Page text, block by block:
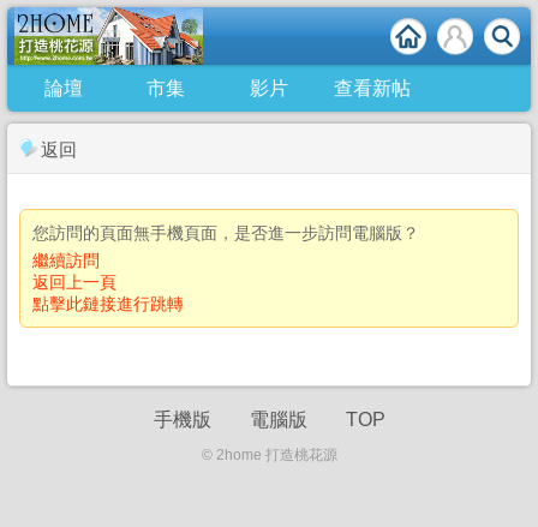
論壇 市集 影片 查看新帖
返回
您訪問的頁面無手機頁面，是否進一步訪問電腦版？
繼續訪問
返回上一頁
點擊此鏈接進行跳轉
手機版 電腦版 TOP
© 2home 打造桃花源